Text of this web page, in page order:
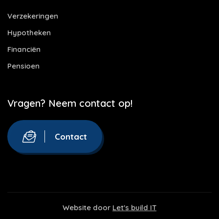
Verzekeringen
Hypotheken
Financiën
Pensioen
Vragen? Neem contact op!
Contact
Website door Let's build IT